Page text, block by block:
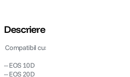
Descriere
 Compatibil cu:
-- EOS 10D
-- EOS 20D